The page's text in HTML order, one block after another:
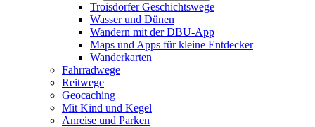
Troisdorfer Geschichtswege
Wasser und Dünen
Wandern mit der DBU-App
Maps und Apps für kleine Entdecker
Wanderkarten
Fahrradwege
Reitwege
Geocaching
Mit Kind und Kegel
Anreise und Parken